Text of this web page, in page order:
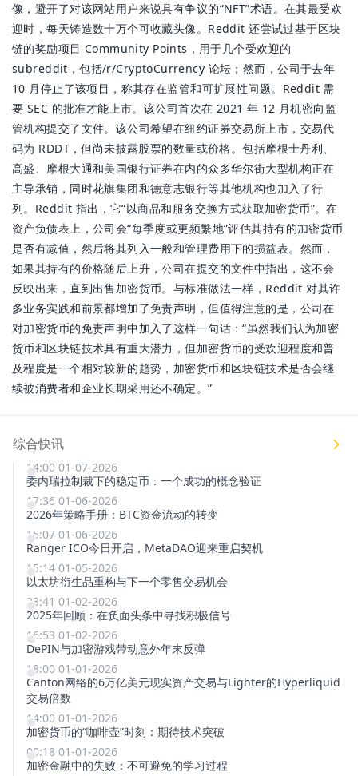
像，避开了对该网站用户来说具有争议的“NFT”术语。在其最受欢
迎时，每天铸造数十万个可收藏头像。Reddit 还尝试过基于区块
链的奖励项目 Community Points，用于几个受欢迎的
subreddit，包括/r/CryptoCurrency 论坛；然而，公司于去年
10 月停止了该项目，称其存在监管和可扩展性问题。Reddit 需
要 SEC 的批准才能上市。该公司首次在 2021 年 12 月机密向监
管机构提交了文件。该公司希望在纽约证券交易所上市，交易代
码为 RDDT，但尚未披露股票的数量或价格。包括摩根士丹利、
高盛、摩根大通和美国银行证券在内的众多华尔街大型机构正在
主导承销，同时花旗集团和德意志银行等其他机构也加入了行
列。Reddit 指出，它“以商品和服务交换方式获取加密货币”。在
资产负债表上，公司会“每季度或更频繁地”评估其持有的加密货币
是否有减值，然后将其列入一般和管理费用下的损益表。然而，
如果其持有的价格随后上升，公司在提交的文件中指出，这不会
反映出来，直到出售加密货币。与标准做法一样，Reddit 对其许
多业务实践和前景都增加了免责声明，但值得注意的是，公司在
对加密货币的免责声明中加入了这样一句话：“虽然我们认为加密
货币和区块链技术具有重大潜力，但加密货币的受欢迎程度和普
及程度是一个相对较新的趋势，加密货币和区块链技术是否会继
续被消费者和企业长期采用还不确定。”
综合快讯
14:00 01-07-2026
委内瑞拉制裁下的稳定币：一个成功的概念验证
17:36 01-06-2026
2026年策略手册：BTC资金流动的转变
15:07 01-06-2026
Ranger ICO今日开启，MetaDAO迎来重启契机
15:14 01-05-2026
以太坊衍生品重构与下一个零售交易机会
23:41 01-02-2026
2025年回顾：在负面头条中寻找积极信号
16:53 01-02-2026
DePIN与加密游戏带动意外年末反弹
18:00 01-01-2026
Canton网络的6万亿美元现实资产交易与Lighter的Hyperliquid
交易倍数
14:00 01-01-2026
加密货币的“咖啡壶”时刻：期待技术突破
00:18 01-01-2026
加密金融中的失败：不可避免的学习过程